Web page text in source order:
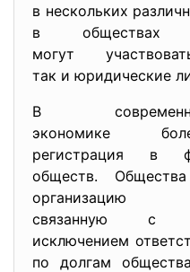
в нескольких
в обществах
могут
так и юридические
В
экономике
регистрация в
обществ.
связанную с
исключением
по долгам